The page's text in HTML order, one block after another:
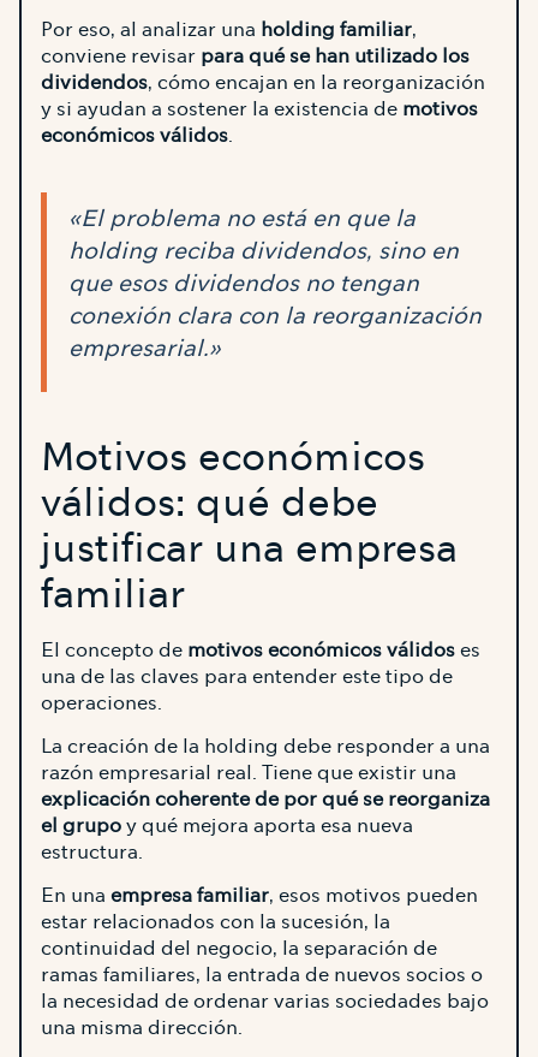
Por eso, al analizar una holding familiar,
conviene revisar para qué se han utilizado los
dividendos, cómo encajan en la reorganización
y si ayudan a sostener la existencia de motivos
económicos válidos.
«El problema no está en que la
holding reciba dividendos, sino en
que esos dividendos no tengan
conexión clara con la reorganización
empresarial.»
Motivos económicos
válidos: qué debe
justificar una empresa
familiar
El concepto de motivos económicos válidoses
una de las claves para entender este tipo de
operaciones.
La creación de la holding debe responder a una
razón empresarial real. Tiene que existir una
explicación coherente de por qué se reorganiza
el grupoy qué mejora aporta esa nueva
estructura.
En una empresa familiar, esos motivos pueden
estar relacionados con la sucesión, la
continuidad del negocio, la separación de
ramas familiares, la entrada de nuevos socios o
la necesidad de ordenar varias sociedades bajo
una misma dirección.